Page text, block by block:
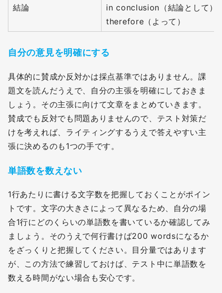
結論
in conclusion（結論として）
therefore（よって）
自分の意見を明確にする
具体的に賛成か反対かは採点基準ではありません。課
題文を読んだうえで、自分の主張を明確にしておきま
しょう。その主張に向けて文章をまとめていきます。
賛成でも反対でも問題ありませんので、テスト対策だ
けを考えれば、ライティングするうえで答えやすい主
張に決めるのも1つの手です。
単語数を数えない
1行あたりに書ける文字数を把握しておくことがポイン
トです。文字の大きさによって異なるため、自分の場
合1行にどのくらいの単語数を書いているか確認してみ
ましょう。そのうえで何行書けば200 wordsになるか
をざっくりと把握してください。目分量ではあります
が、この方法で練習しておけば、テスト中に単語数を
数える時間がない場合も安心です。